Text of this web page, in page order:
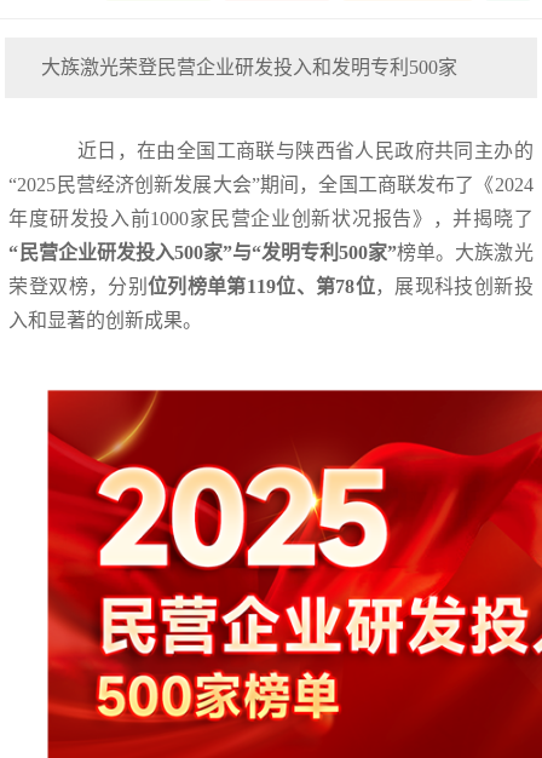
大族激光荣登民营企业研发投入和发明专利500家
近日，在由全国工商联与陕西省人民政府共同主办的
“2025民营经济创新发展大会”期间，全国工商联发布了《2024
年度研发投入前1000家民营企业创新状况报告》，并揭晓了
“民营企业研发投入500家”与“发明专利500家”榜单。大族激光
荣登双榜，分别位列榜单第119位、第78位，展现科技创新投
入和显著的创新成果。